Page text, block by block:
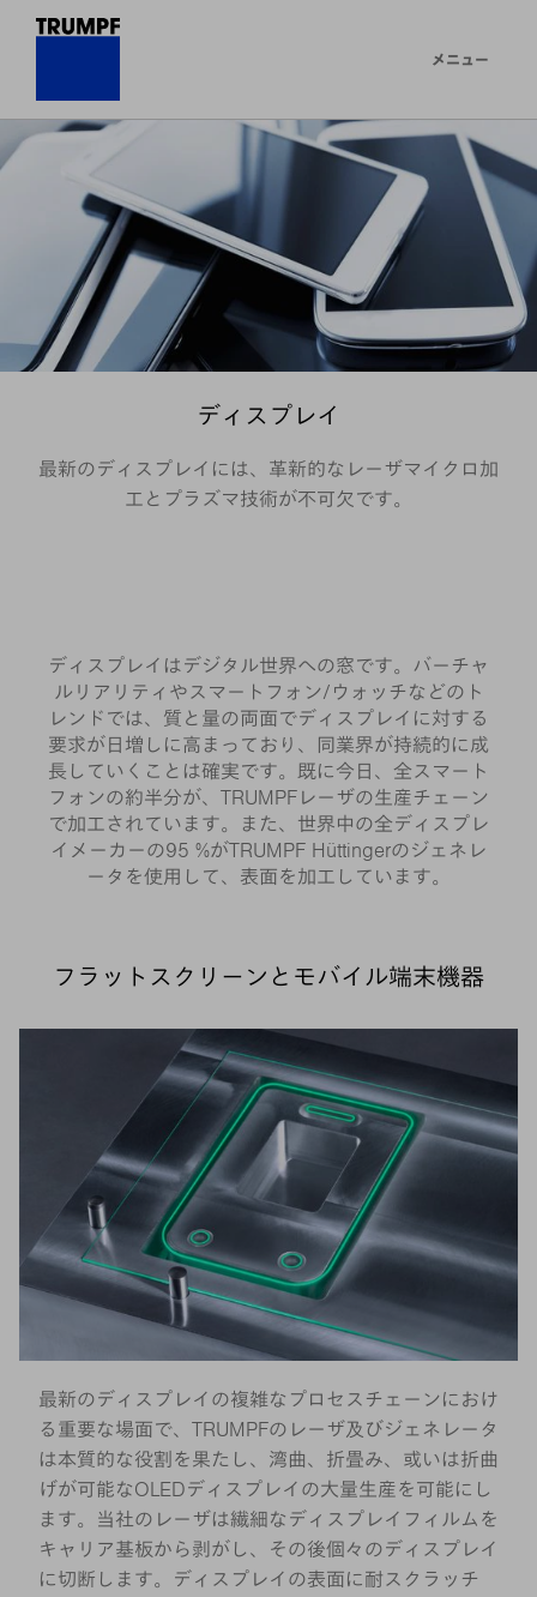
メニュー
ディスプレイ
最新のディスプレイには、革新的なレーザマイクロ加
工とプラズマ技術が不可欠です。
ディスプレイはデジタル世界への窓です。バーチャ
ルリアリティやスマートフォン/ウォッチなどのト
レンドでは、質と量の両面でディスプレイに対する
要求が日増しに高まっており、同業界が持続的に成
長していくことは確実です。既に今日、全スマート
フォンの約半分が、TRUMPFレーザの生産チェーン
で加工されています。また、世界中の全ディスプレ
イメーカーの95 %がTRUMPF Hüttingerのジェネレ
ータを使用して、表面を加工しています。
フラットスクリーンとモバイル端末機器
最新のディスプレイの複雑なプロセスチェーンにおけ
る重要な場面で、TRUMPFのレーザ及びジェネレータ
は本質的な役割を果たし、湾曲、折畳み、或いは折曲
げが可能なOLEDディスプレイの大量生産を可能にし
ます。当社のレーザは繊細なディスプレイフィルムを
キャリア基板から剥がし、その後個々のディスプレイ
に切断します。ディスプレイの表面に耐スクラッチ